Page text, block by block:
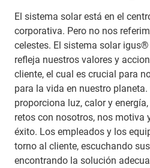
El sistema solar está en el
corporativa. Pero no nos
celestes. El sistema solar
refleja nuestros valores y
cliente, el cual es crucial para
para la vida en nuestro
proporciona luz, calor y
retos con nosotros, nos motiva
éxito. Los empleados y los
torno al cliente, escuchando
encontrando la solución